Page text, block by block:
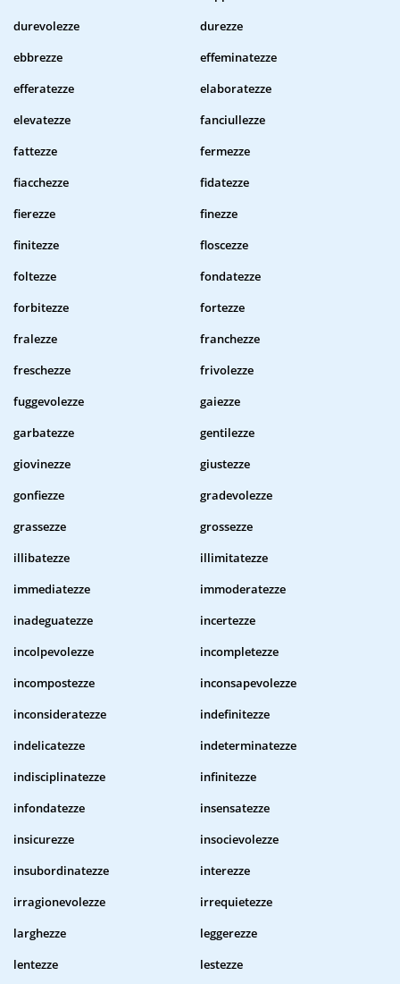
durevolezze
durezze
ebbrezze
effeminatezze
efferatezze
elaboratezze
elevatezze
fanciullezze
fattezze
fermezze
fiacchezze
fidatezze
fierezze
finezze
finitezze
floscezze
foltezze
fondatezze
forbitezze
fortezze
fralezze
franchezze
freschezze
frivolezze
fuggevolezze
gaiezze
garbatezze
gentilezze
giovinezze
giustezze
gonfiezze
gradevolezze
grassezze
grossezze
illibatezze
illimitatezze
immediatezze
immoderatezze
inadeguatezze
incertezze
incolpevolezze
incompletezze
incompostezze
inconsapevolezze
inconsideratezze
indefinitezze
indelicatezze
indeterminatezze
indisciplinatezze
infinitezze
infondatezze
insensatezze
insicurezze
insocievolezze
insubordinatezze
interezze
irragionevolezze
irrequietezze
larghezze
leggerezze
lentezze
lestezze